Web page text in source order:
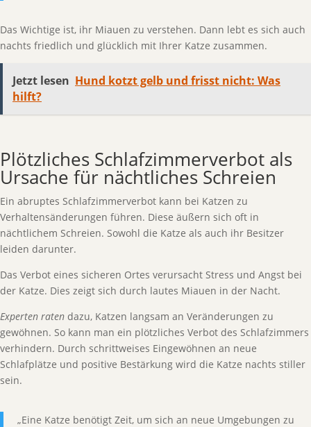
Das Wichtige ist, ihr Miauen zu verstehen. Dann lebt es sich auch
nachts friedlich und glücklich mit Ihrer Katze zusammen.
Jetzt lesen Hund kotzt gelb und frisst nicht: Was
hilft?
Plötzliches Schlafzimmerverbot als
Ursache für nächtliches Schreien
Ein abruptes Schlafzimmerverbot kann bei Katzen zu
Verhaltensänderungen führen. Diese äußern sich oft in
nächtlichem Schreien. Sowohl die Katze als auch ihr Besitzer
leiden darunter.
Das Verbot eines sicheren Ortes verursacht Stress und Angst bei
der Katze. Dies zeigt sich durch lautes Miauen in der Nacht.
Experten raten dazu, Katzen langsam an Veränderungen zu
gewöhnen. So kann man ein plötzliches Verbot des Schlafzimmers
verhindern. Durch schrittweises Eingewöhnen an neue
Schlafplätze und positive Bestärkung wird die Katze nachts stiller
sein.
„Eine Katze benötigt Zeit, um sich an neue Umgebungen zu